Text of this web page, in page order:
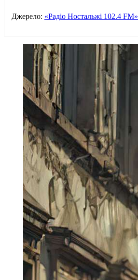
Джерело: «Радіо Ностальжі 102.4 FM»